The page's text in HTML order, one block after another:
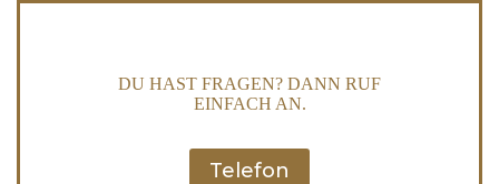
DU HAST FRAGEN? DANN RUF
EINFACH AN.
Telefon